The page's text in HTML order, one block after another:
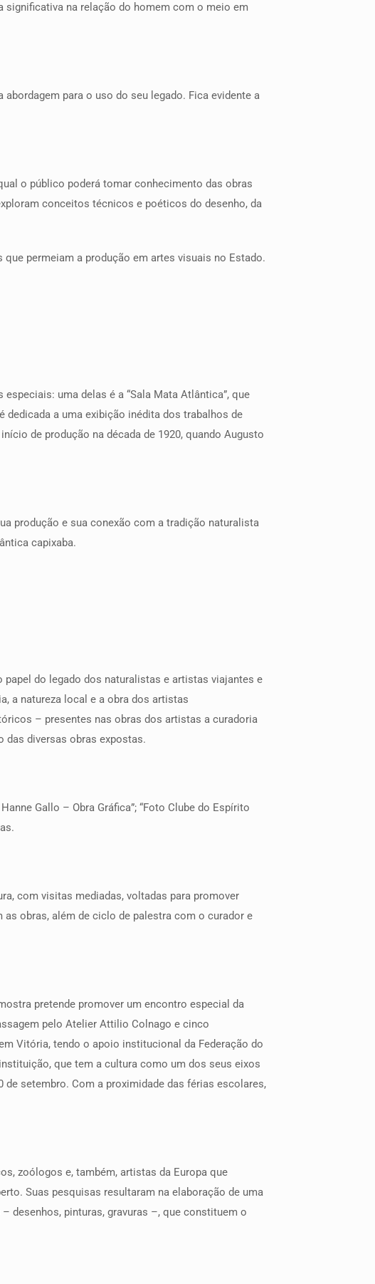
significativa na relação do homem com o meio em
para o uso do seu legado. Fica evidente a
o público poderá tomar conhecimento das obras
conceitos técnicos e poéticos do desenho, da
permeiam a produção em artes visuais no Estado.
uma delas é a “Sala Mata Atlântica”, que
dedicada a uma exibição inédita dos trabalhos de
de produção na década de 1920, quando Augusto
produção e sua conexão com a tradição naturalista
capixaba.
do legado dos naturalistas e artistas viajantes e
a natureza local e a obra dos artistas
– presentes nas obras dos artistas a curadoria
das diversas obras expostas.
Gallo – Obra Gráfica”; “Foto Clube do Espírito
com visitas mediadas, voltadas para promover
obras, além de ciclo de palestra com o curador e
pretende promover um encontro especial da
pelo Atelier Attilio Colnago e cinco
Vitória, tendo o apoio institucional da Federação do
que tem a cultura como um dos seus eixos
setembro. Com a proximidade das férias escolares,
zoólogos e, também, artistas da Europa que
Suas pesquisas resultaram na elaboração de uma
desenhos, pinturas, gravuras –, que constituem o